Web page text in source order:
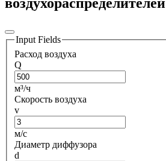
воздухораспределителей
Input Fields
Расход воздуха
Q
м³/ч
Скорость воздуха
v
м/с
Диаметр диффузора
d